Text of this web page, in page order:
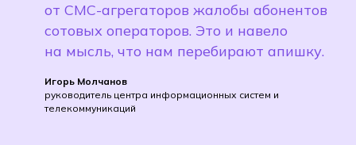
от СМС-агрегаторов жалобы абонентов
сотовых операторов. Это и навело
на мысль, что нам перебирают апишку.
Игорь Молчанов
руководитель центра информационных систем и
телекоммуникаций